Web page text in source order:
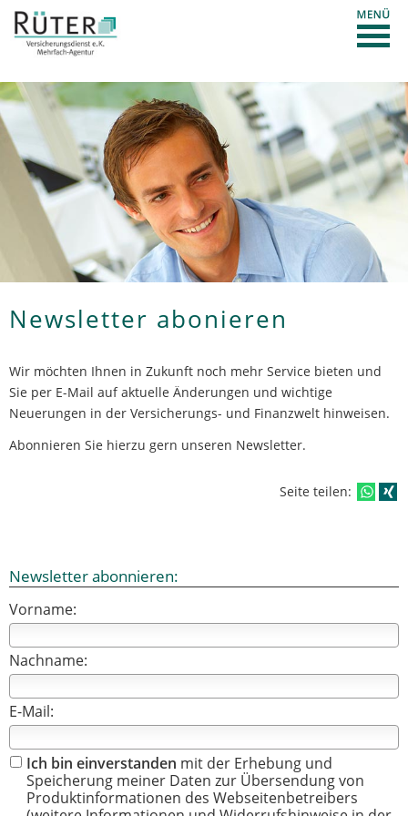
Newsletter abonieren
Wir möchten Ihnen in Zukunft noch mehr Service bieten und
Sie per E-Mail auf aktuelle Änderungen und wichtige
Neuerungen in der Versicherungs- und Finanzwelt hinweisen.
Abonnieren Sie hierzu gern unseren Newsletter.
Seite teilen:
Newsletter abonnieren:
Vorname:
Nachname:
E-Mail:
Ich bin einverstanden mit der Erhebung und
Speicherung meiner Daten zur Übersendung von
Produktinformationen des Webseitenbetreibers